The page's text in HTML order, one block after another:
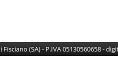
(SA) - P.IVA 05130560658 -